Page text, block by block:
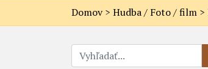
Domov> Hudba / Foto / film >